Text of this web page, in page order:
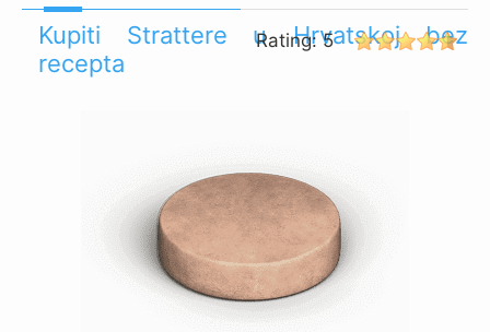
Kupiti Strattere u Hrvatskoj bez
recepta
Rating:5